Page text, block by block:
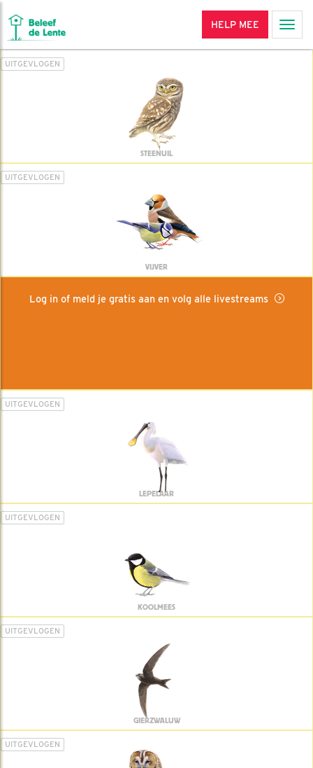
HELP MEE
UITGEVLOGEN
STEENUIL
UITGEVLOGEN
VIJVER
Log in of meld je gratis aan en volg alle livestreams
UITGEVLOGEN
LEPELAAR
UITGEVLOGEN
KOOLMEES
UITGEVLOGEN
GIERZWALUW
UITGEVLOGEN